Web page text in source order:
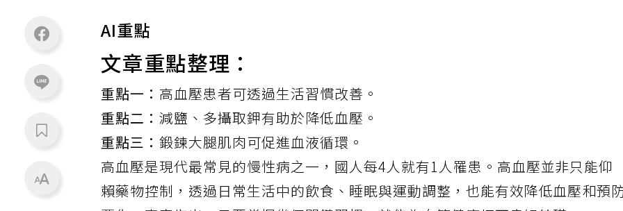
AI重點
文章重點整理：
重點一： 高血壓患者可透過生活習慣改善。
重點二：減鹽、多攝取鉀有助於降低血壓。
重點三： 鍛鍊大腿肌肉可促進血液循環。
高血壓是現代最常見的慢性病之一，國人每4人就有1人罹患。高血壓並非只能仰
賴藥物控制，透過日常生活中的飲食、睡眠與運動調整，也能有效降低血壓和預